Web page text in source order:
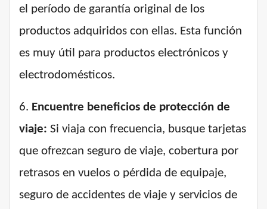
el período de garantía original de los
productos adquiridos con ellas. Esta función
es muy útil para productos electrónicos y
electrodomésticos.
6. Encuentre beneficios de protección de
viaje: Si viaja con frecuencia, busque tarjetas
que ofrezcan seguro de viaje, cobertura por
retrasos en vuelos o pérdida de equipaje,
seguro de accidentes de viaje y servicios de